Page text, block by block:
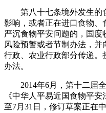
第八十七条境外发生的
影响，或者正在进口食物
严沉食物平安问题的，国
风险预警或者节制办法，
行政、农业行政部分传递。
办法。
2014年6月，第十二届全
《中华人平易近国食物平
至7月31日，修订草案正在